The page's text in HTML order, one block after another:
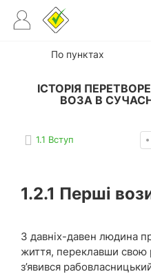
По пунктах
ІСТОРІЯ
ВОЗА В
1.1 Вступ
1.2.1 Перші
З давніх-давен людина
життя, переклавши свою
з’явився